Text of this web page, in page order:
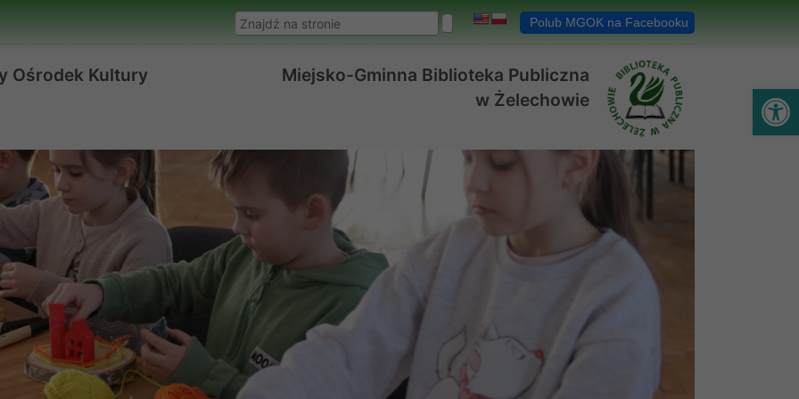
Wyszukaj w serwisie
Polub MGOK na Facebooku
Ośrodek Kultury
Miejsko-Gminna Biblioteka Publiczna
w Żelechowie